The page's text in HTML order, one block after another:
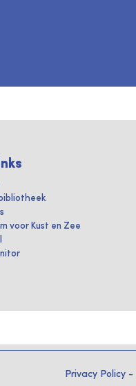
voor Kust en Zee
Privacy Policy -